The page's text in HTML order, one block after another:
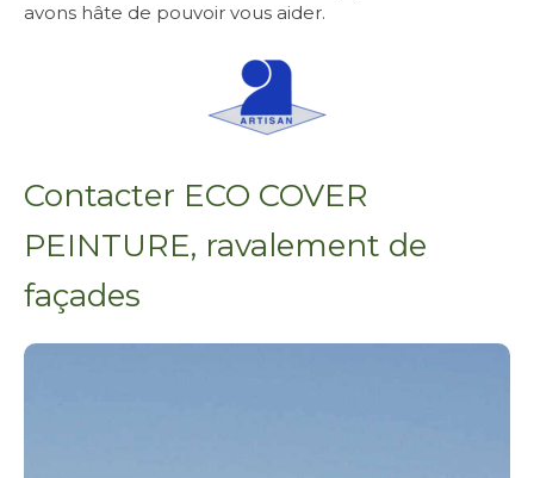
avons hâte de pouvoir vous aider.
Contacter ECO COVER
PEINTURE, ravalement de
façades